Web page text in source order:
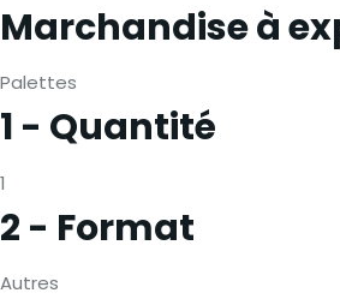
Marchandise à
Palettes
1 - Quantité
1
2 - Format
Autres